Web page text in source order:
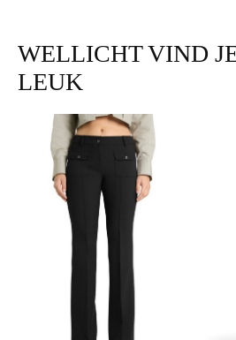
WELLICHT VIND
LEUK